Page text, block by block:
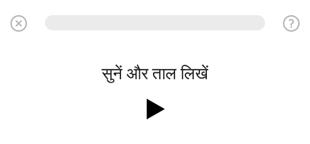
सुनें और ताल लिखें